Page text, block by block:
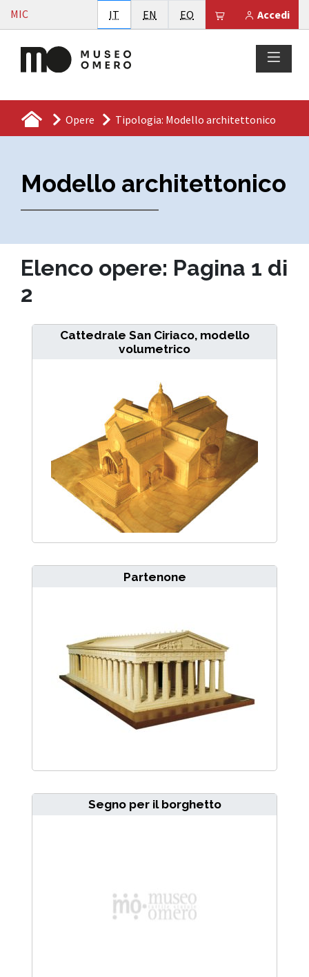
Vai al contenuto
MIC Accedi
Il tuo carrello è
IT Italiano
EN English
EO Esperanto
Opere Tipologia: Modello architettonico
Modello architettonico
Elenco opere: Pagina 1 di
2
Cattedrale San Ciriaco, modello
volumetrico
Partenone
Segno per il borghetto